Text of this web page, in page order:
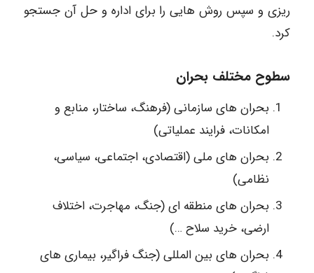
ریزی و سپس روش هایی را برای اداره و حل آن جستجو
کرد.
سطوح مختلف بحران
بحران های سازمانی (فرهنگ، ساختار، منابع و
امکانات، فرایند عملیاتی)
بحران های ملی (اقتصادی، اجتماعی، سیاسی،
نظامی)
بحران های منطقه ای (جنگ، مهاجرت، اختلاف
ارضی، خرید سلاح …)
بحران های بین المللی (جنگ فراگیر، بیماری های